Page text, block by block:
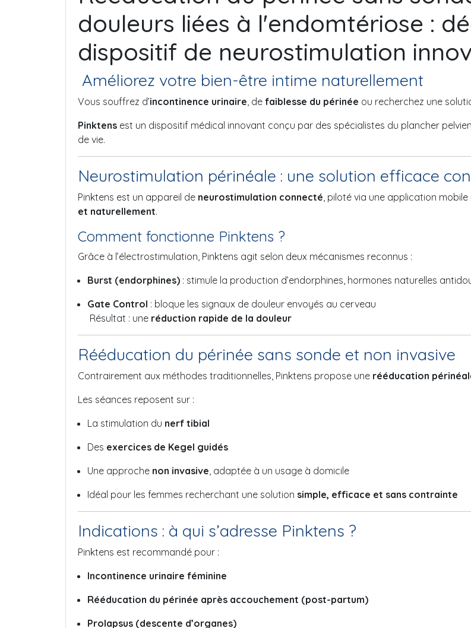
douleurs liées à l'endomtériose :
dispositif de neurostimulation
Améliorez votre bien-être intime naturellement
Vous souffrez d’incontinence urinaire, de faiblesse du périnée ou recherchez une
Pinktens est un dispositif médical innovant conçu par des spécialistes du plancher
de vie.
Neurostimulation périnéale : une solution efficace
Pinktens est un appareil de neurostimulation connecté, piloté via une application
et naturellement.
Comment fonctionne Pinktens ?
Grâce à l’électrostimulation, Pinktens agit selon deux mécanismes reconnus :
Burst (endorphines) : stimule la production d’endorphines, hormones naturelles
Gate Control : bloque les signaux de douleur envoyés au cerveau
Résultat : une réduction rapide de la douleur
Rééducation du périnée sans sonde et non invasive
Contrairement aux méthodes traditionnelles, Pinktens propose une rééducation
Les séances reposent sur :
La stimulation du nerf tibial
Des exercices de Kegel guidés
Une approche non invasive, adaptée à un usage à domicile
Idéal pour les femmes recherchant une solution simple, efficace et sans contrainte
Indications : à qui s’adresse Pinktens ?
Pinktens est recommandé pour :
Incontinence urinaire féminine
Rééducation du périnée après accouchement (post-partum)
Prolapsus (descente d’organes)